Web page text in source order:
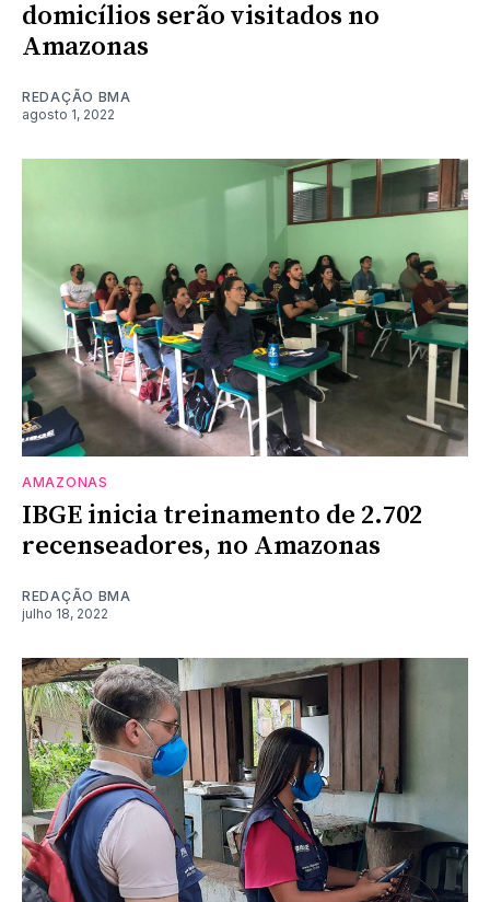
domicílios serão visitados no
Amazonas
REDAÇÃO BMA
agosto 1, 2022
AMAZONAS
IBGE inicia treinamento de 2.702
recenseadores, no Amazonas
REDAÇÃO BMA
julho 18, 2022